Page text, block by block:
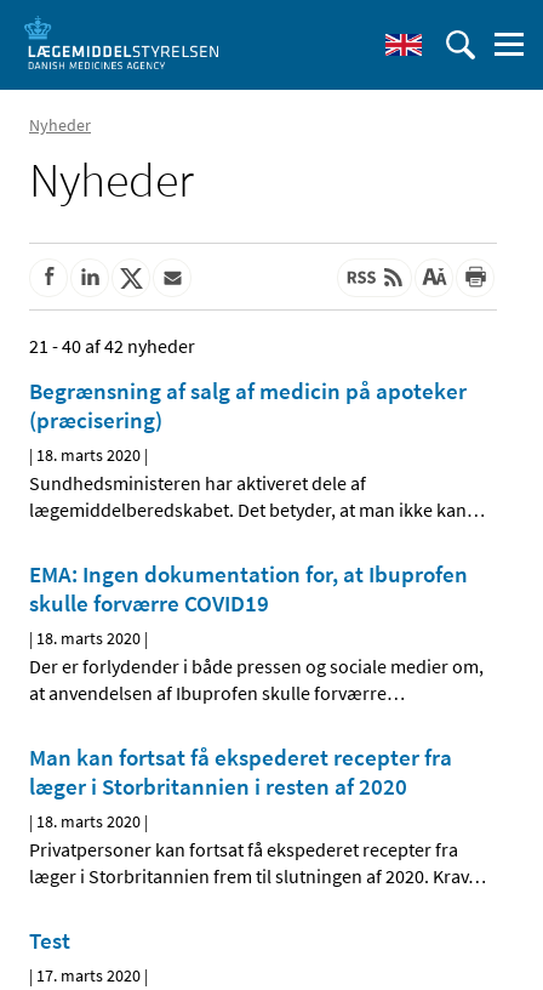
Nyheder
Nyheder
21 - 40 af 42 nyheder
Begrænsning af salg af medicin på apoteker
(præcisering)
| 18. marts 2020 |
Sundhedsministeren har aktiveret dele af
lægemiddelberedskabet. Det betyder, at man ikke kan…
EMA: Ingen dokumentation for, at Ibuprofen
skulle forværre COVID19
| 18. marts 2020 |
Der er forlydender i både pressen og sociale medier om,
at anvendelsen af Ibuprofen skulle forværre…
Man kan fortsat få ekspederet recepter fra
læger i Storbritannien i resten af 2020
| 18. marts 2020 |
Privatpersoner kan fortsat få ekspederet recepter fra
læger i Storbritannien frem til slutningen af 2020. Krav…
Test
| 17. marts 2020 |